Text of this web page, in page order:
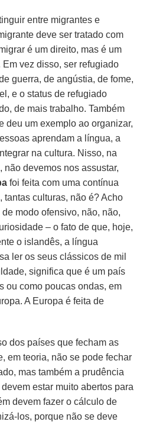
entre migrantes e
deve ser tratado com
é um direito, mas é um
vez disso, ser refugiado
guerra, de angústia, de fome,
e o status de refugiado
de mais trabalho. Também
deu um exemplo ao organizar,
aprendam a língua, a
na cultura. Nisso, na
não devemos nos assustar,
foi feita com uma contínua
tantas culturas, não é? Acho
modo ofensivo, não, não,
– o fato de que, hoje,
o islandês, a língua
ler os seus clássicos de mil
significa que é um país
ou como poucas ondas, em
A Europa é feita de
dos países que fecham as
em teoria, não se pode fechar
mas também a prudência
estar muito abertos para
devem fazer o cálculo de
los, porque não se deve